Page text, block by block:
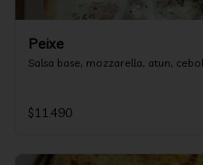
Peixe
Salsa base, mozzarella, atun,
$11.490